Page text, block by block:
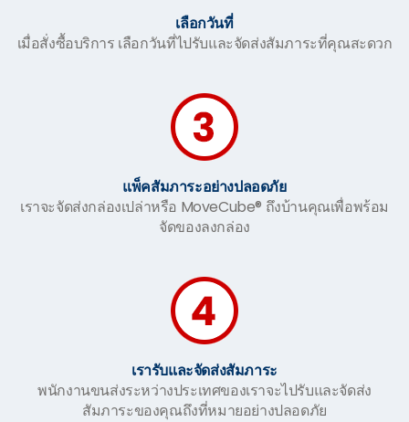
เลือกวันที่
เมื่อสั่งซื้อบริการ เลือกวันที่ไปรับและจัดส่งสัมภาระที่คุณสะดวก
แพ็คสัมภาระอย่างปลอดภัย
เราจะจัดส่งกล่องเปล่าหรือ MoveCube® ถึงบ้านคุณเพื่อพร้อม
จัดของลงกล่อง
เรารับและจัดส่งสัมภาระ
พนักงานขนส่งระหว่างประเทศของเราจะไปรับและจัดส่ง
สัมภาระของคุณถึงที่หมายอย่างปลอดภัย